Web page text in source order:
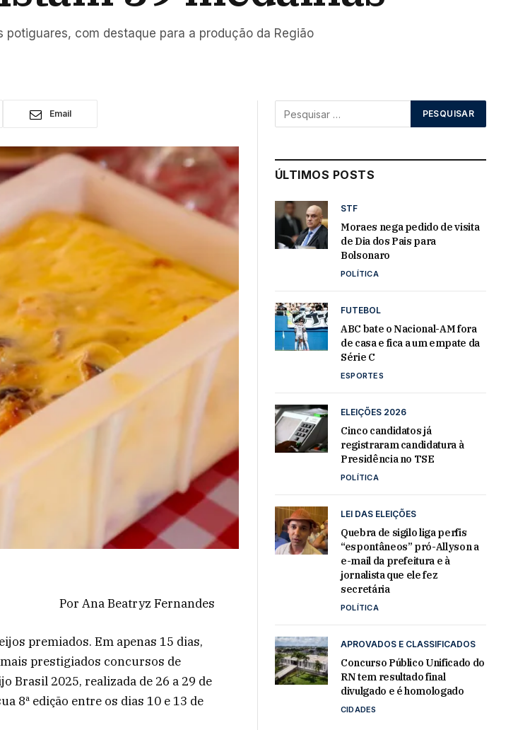
com destaque para a produção da Região
Email
Por Ana Beatryz Fernandes
premiados. Em apenas 15 dias,
prestigiados concursos de
Brasil 2025, realizada de 26 a 29 de
8ª edição entre os dias 10 e 13 de
ÚLTIMOS POSTS
STF
Moraes nega pedido de visita
de Dia dos Pais para
Bolsonaro
POLÍTICA
FUTEBOL
ABC bate o Nacional-AM fora
de casa e fica a um empate da
Série C
ESPORTES
ELEIÇÕES 2026
Cinco candidatos já
registraram candidatura à
Presidência no TSE
POLÍTICA
LEI DAS ELEIÇÕES
Quebra de sigilo liga perfis
“espontâneos” pró-Allyson a
e-mail da prefeitura e à
jornalista que ele fez
secretária
POLÍTICA
APROVADOS E CLASSIFICADOS
Concurso Público Unificado do
RN tem resultado final
divulgado e é homologado
CIDADES